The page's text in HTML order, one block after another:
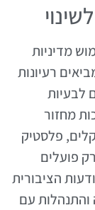
מדיניות
רעיונות
לבעיות
מחזור
פלסטיק
פועלים
הציבורית
והתנהלות עם